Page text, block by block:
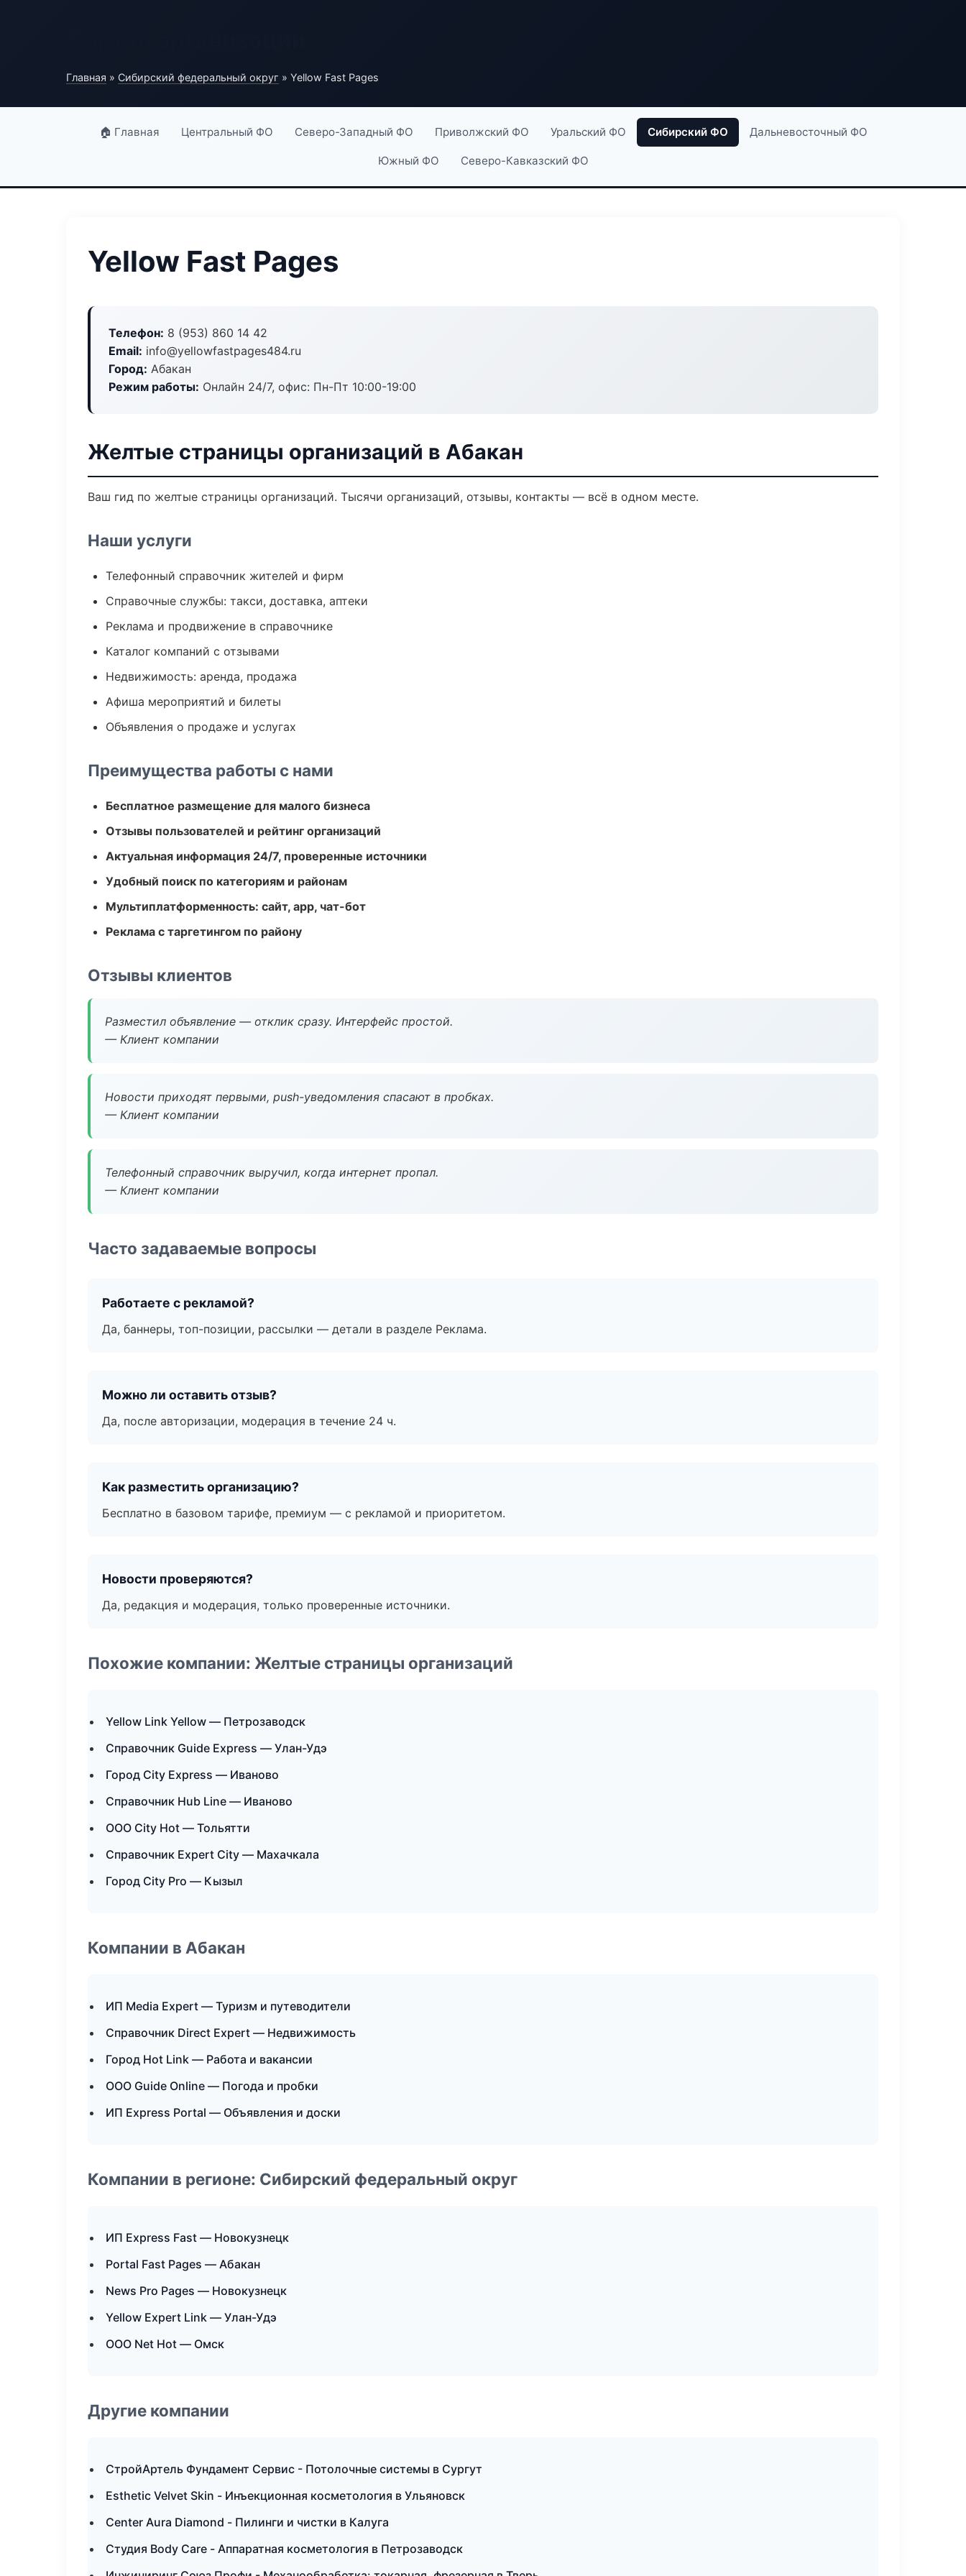
Главная » Сибирский федеральный округ » Yellow Fast Pages
🏠 Главная Центральный ФО Северо-Западный ФО Приволжский ФО Уральский ФО Сибирский ФО Дальневосточный ФО
Южный ФО Северо-Кавказский ФО
Yellow Fast Pages
Телефон: 8 (953) 860 14 42
Email: info@yellowfastpages484.ru
Город: Абакан
Режим работы: Онлайн 24/7, офис: Пн-Пт 10:00-19:00
Желтые страницы организаций в Абакан
Ваш гид по желтые страницы организаций. Тысячи организаций, отзывы, контакты — всё в одном месте.
Наши услуги
Телефонный справочник жителей и фирм
Справочные службы: такси, доставка, аптеки
Реклама и продвижение в справочнике
Каталог компаний с отзывами
Недвижимость: аренда, продажа
Афиша мероприятий и билеты
Объявления о продаже и услугах
Преимущества работы с нами
Бесплатное размещение для малого бизнеса
Отзывы пользователей и рейтинг организаций
Актуальная информация 24/7, проверенные источники
Удобный поиск по категориям и районам
Мультиплатформенность: сайт, app, чат-бот
Реклама с таргетингом по району
Отзывы клиентов
Разместил объявление — отклик сразу. Интерфейс простой.
— Клиент компании
Новости приходят первыми, push-уведомления спасают в пробках.
— Клиент компании
Телефонный справочник выручил, когда интернет пропал.
— Клиент компании
Часто задаваемые вопросы
Работаете с рекламой?
Да, баннеры, топ-позиции, рассылки — детали в разделе Реклама.
Можно ли оставить отзыв?
Да, после авторизации, модерация в течение 24 ч.
Как разместить организацию?
Бесплатно в базовом тарифе, премиум — с рекламой и приоритетом.
Новости проверяются?
Да, редакция и модерация, только проверенные источники.
Похожие компании: Желтые страницы организаций
Yellow Link Yellow — Петрозаводск
Справочник Guide Express — Улан-Удэ
Город City Express — Иваново
Справочник Hub Line — Иваново
ООО City Hot — Тольятти
Справочник Expert City — Махачкала
Город City Pro — Кызыл
Компании в Абакан
ИП Media Expert — Туризм и путеводители
Справочник Direct Expert — Недвижимость
Город Hot Link — Работа и вакансии
ООО Guide Online — Погода и пробки
ИП Express Portal — Объявления и доски
Компании в регионе: Сибирский федеральный округ
ИП Express Fast — Новокузнецк
Portal Fast Pages — Абакан
News Pro Pages — Новокузнецк
Yellow Expert Link — Улан-Удэ
ООО Net Hot — Омск
Другие компании
СтройАртель Фундамент Сервис - Потолочные системы в Сургут
Esthetic Velvet Skin - Инъекционная косметология в Ульяновск
Center Aura Diamond - Пилинги и чистки в Калуга
Студия Body Care - Аппаратная косметология в Петрозаводск